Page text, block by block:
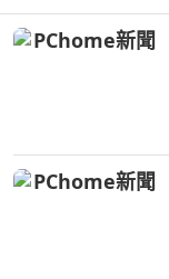
惡魔盤算的恐怖
同時想消除死之